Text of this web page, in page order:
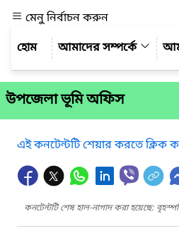
মেনু নির্বাচন করুন
আমাদের সম্পর্কে
উপজেলা ভূমি অফিস
এই কনটেন্টটি শেয়ার করতে ক্লিক
কনটেন্টটি শেষ হাল-নাগাদ করা হয়েছে: